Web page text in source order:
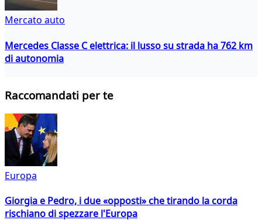
Mercato auto
Mercedes Classe C elettrica: il lusso su strada ha 762 km
di autonomia
Raccomandati per te
Europa
Giorgia e Pedro, i due «opposti» che tirando la corda
rischiano di spezzare l'Europa